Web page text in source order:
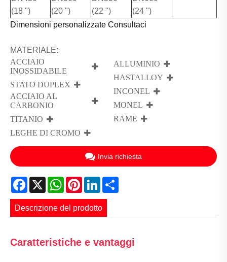
(18 ")
(20 ")
(22 ")
(24 ")
Dimensioni personalizzate Consultaci
MATERIALE:
ACCIAIO
INOSSIDABILE
STATO DUPLEX
ACCIAIO AL
CARBONIO
TITANIO
LEGHE DI CROMO
ALLUMINIO
HASTALLOY
INCONEL
MONEL
RAME
Invia richiesta
Facebook
X WhatsApp
PinterestLinkedIn
Descrizione del prodotto
Caratteristiche e vantaggi